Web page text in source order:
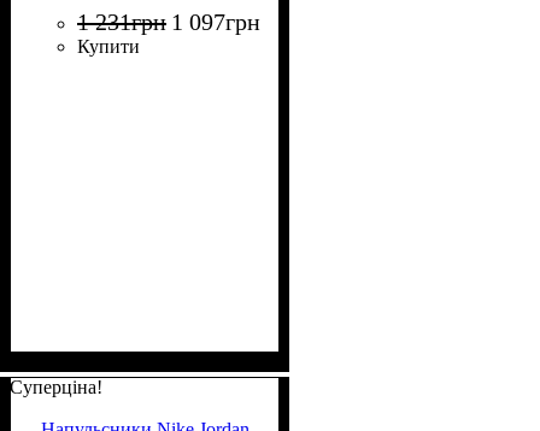
N.100.7642.044.24
1 231грн 1 097грн
Купити
Суперціна!